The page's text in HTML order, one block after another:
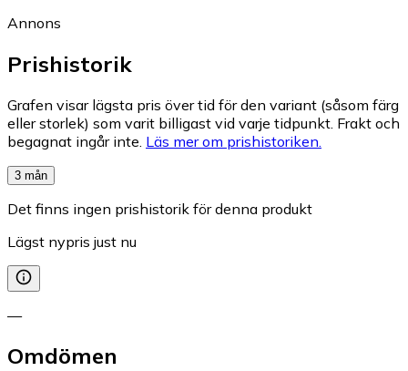
Annons
Prishistorik
Grafen visar lägsta pris över tid för den variant (såsom färg
eller storlek) som varit billigast vid varje tidpunkt. Frakt och
begagnat ingår inte. Läs mer om prishistoriken.
3 mån
Det finns ingen prishistorik för denna produkt
Lägst nypris just nu
—
Omdömen